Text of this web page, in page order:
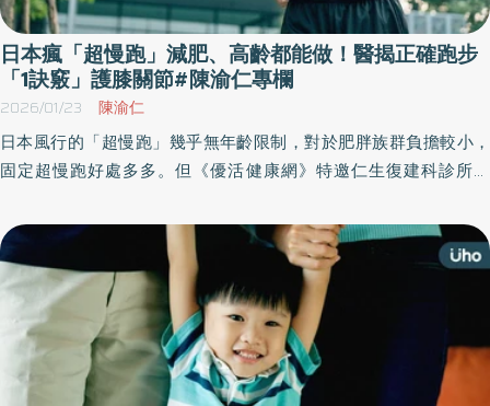
日本瘋「超慢跑」減肥、高齡都能做！醫揭正確跑步
「1訣竅」護膝關節#陳渝仁專欄
2026/01/23 陳渝仁
日本風行的「超慢跑」幾乎無年齡限制，對於肥胖族群負擔較小，
固定超慢跑好處多多。但《優活健康網》特邀仁生復建科診所院
到燃脂心率，卻不能取代成人每週的運動量，仍需搭配有氧運動才
能真正訓練肌肉，並分享4招訓練減緩肌力流失。